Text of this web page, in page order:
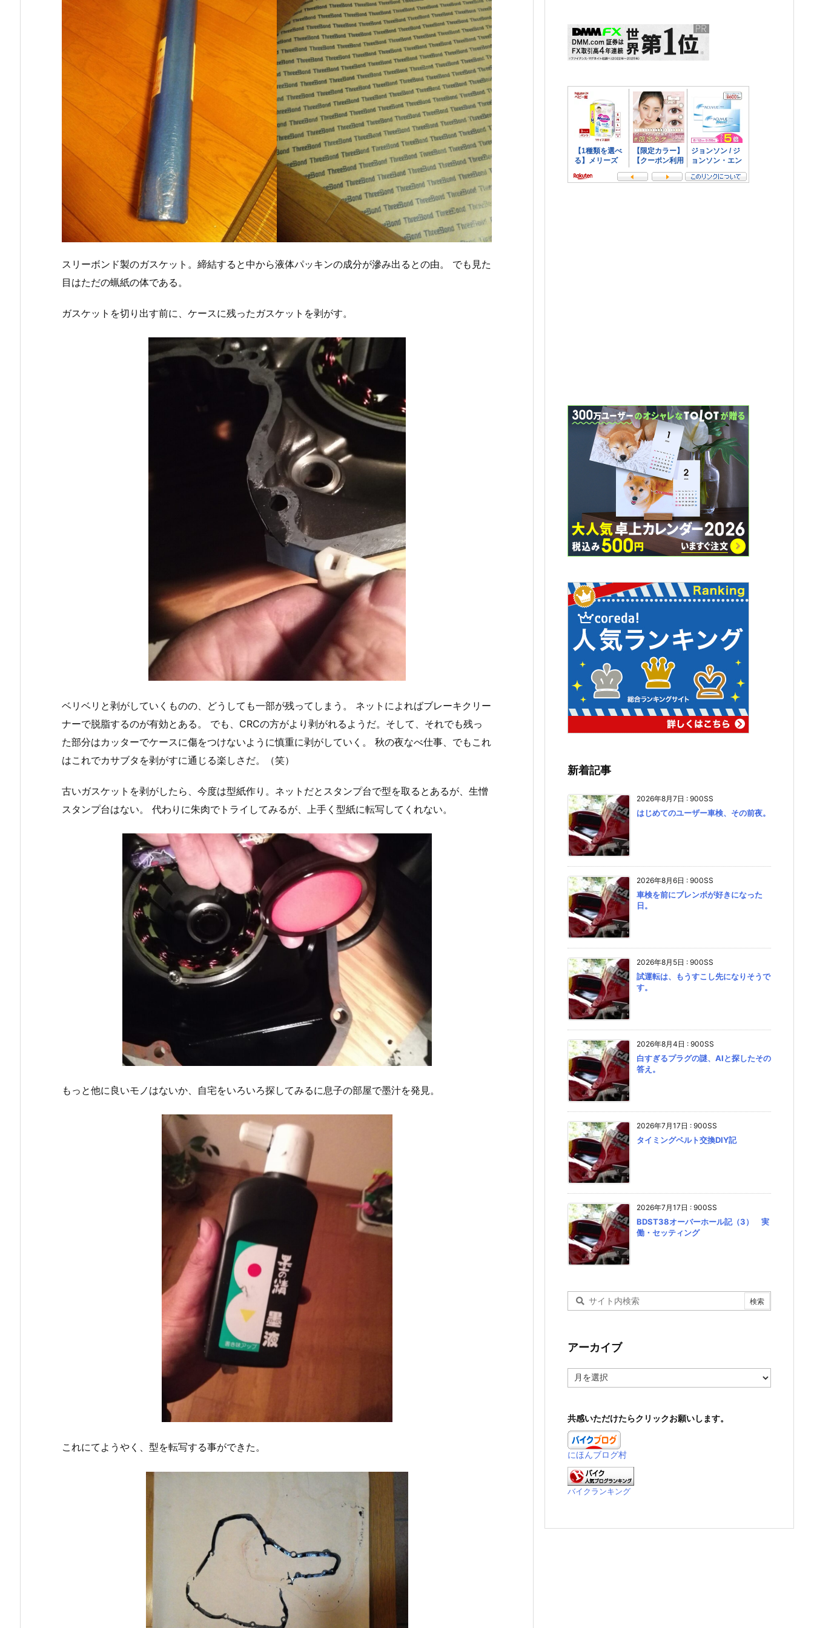
スリーボンド製のガスケット。締結すると中から液体パッキンの成分が滲み出るとの由。 でも見た
目はただの蝋紙の体である。
ガスケットを切り出す前に、ケースに残ったガスケットを剥がす。
ベリベリと剥がしていくものの、どうしても一部が残ってしまう。 ネットによればブレーキクリー
ナーで脱脂するのが有効とある。 でも、CRCの方がより剥がれるようだ。そして、それでも残っ
た部分はカッターでケースに傷をつけないように慎重に剥がしていく。 秋の夜なべ仕事、でもこれ
はこれでカサブタを剥がすに通じる楽しさだ。（笑）
古いガスケットを剥がしたら、今度は型紙作り。ネットだとスタンプ台で型を取るとあるが、生憎
スタンプ台はない。 代わりに朱肉でトライしてみるが、上手く型紙に転写してくれない。
もっと他に良いモノはないか、自宅をいろいろ探してみるに息子の部屋で墨汁を発見。
これにてようやく、型を転写する事ができた。
新着記事
2026年8月7日 : 900SS
はじめてのユーザー車検、その前夜。
2026年8月6日 : 900SS
車検を前にブレンボが好きになった
日。
2026年8月5日 : 900SS
試運転は、もうすこし先になりそうで
す。
2026年8月4日 : 900SS
白すぎるプラグの謎、AIと探したその
答え。
2026年7月17日 : 900SS
タイミングベルト交換DIY記
2026年7月17日 : 900SS
BDST38オーバーホール記（3） 実
働・セッティング
アーカイブ
ー
ブ
共感いただけたらクリックお願いします。
にほんブログ村
バイクランキング